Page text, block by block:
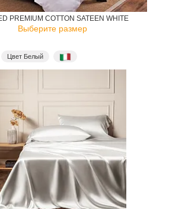
PREMIUM COTTON SATEEN WHITE
Выберите размер
Цвет Белый